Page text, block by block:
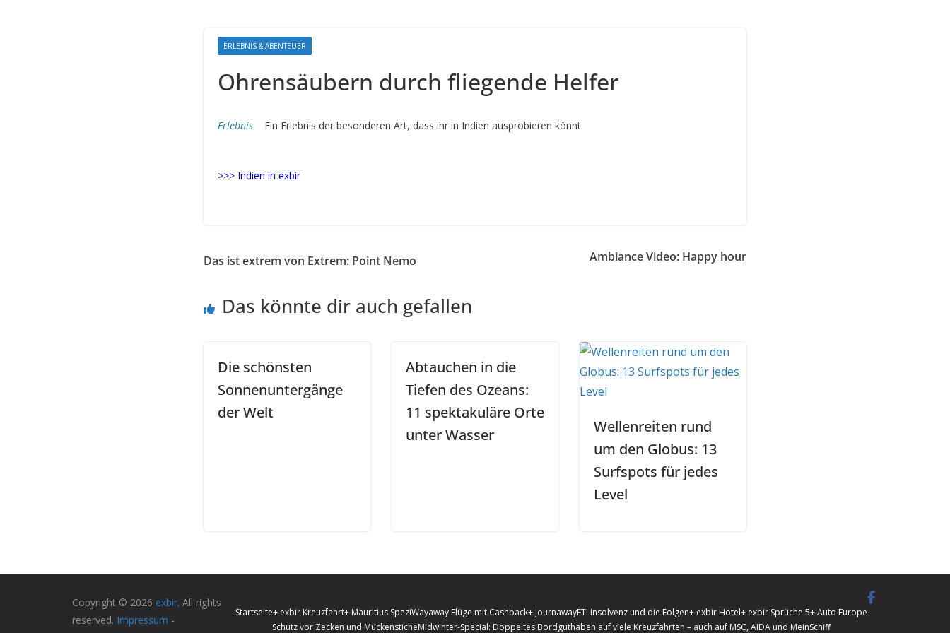
ERLEBNIS & ABENTEUER
Ohrensäubern durch fliegende Helfer
Erlebnis Ein Erlebnis der besonderen Art, dass ihr in Indien ausprobieren könnt.
>>> Indien in exbir
Das ist extrem von Extrem: Point Nemo Ambiance Video: Happy hour
Das könnte dir auch gefallen
Die schönsten
Sonnenuntergänge
der Welt
Abtauchen in die
Tiefen des Ozeans:
11 spektakuläre Orte
unter Wasser
Wellenreiten rund
um den Globus: 13
Surfspots für jedes
Level
Startseite+ exbir Kreuzfahrt+ Mauritius SpeziWayaway Flüge mit Cashback+ JournawayFTI Insolvenz und die Folgen+ exbir Hotel+ exbir Sprüche 5+ Auto Europe
Schutz vor Zecken und MückensticheMidwinter-Special: Doppeltes Bordguthaben auf viele Kreuzfahrten – auch auf MSC, AIDA und MeinSchiff
Copyright © 2026 exbir. All rights
reserved. Impressum -